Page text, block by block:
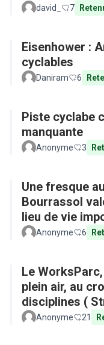
david_ 7
Eisenhower :
cyclables
Daniram 6
Piste cyclabe
manquante
Anonyme 3
Une fresque
Bourrassol
lieu de vie
Anonyme 6
Le
plein air, au
disciplines (
Parkour)
Anonyme 21